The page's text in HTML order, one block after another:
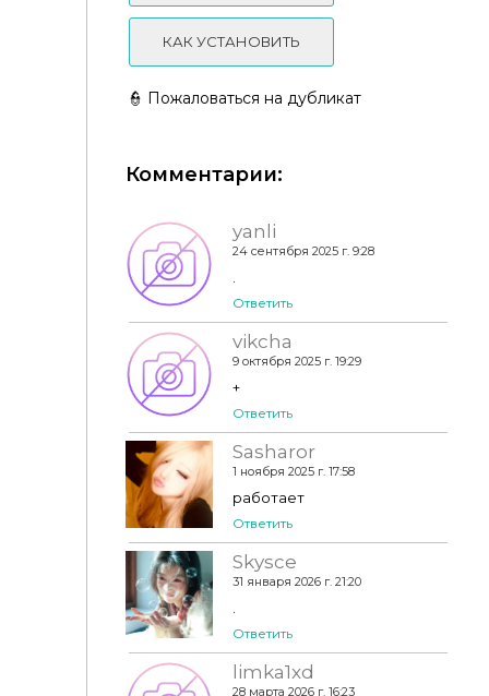
leanne set
КАК УСТАНОВИТЬ
👮 Пожаловаться на дубликат
Комментарии:
yanli
24 сентября 2025 г. 9:28
.
Ответить
vikcha
9 октября 2025 г. 19:29
+
Ответить
Sasharor
1 ноября 2025 г. 17:58
работает
Ответить
Skysce
31 января 2026 г. 21:20
.
Ответить
limka1xd
28 марта 2026 г. 16:23